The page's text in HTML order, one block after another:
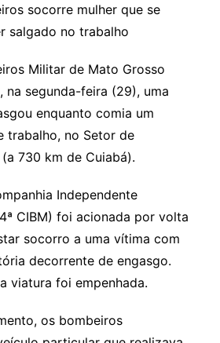
Militar de Mato Grosso
na segunda-feira (29), uma
enquanto comia um
trabalho, no Setor de
730 km de Cuiabá).
Independente
CIBM) foi acionada por volta
socorro a uma vítima com
decorrente de engasgo.
viatura foi empenhada.
os bombeiros